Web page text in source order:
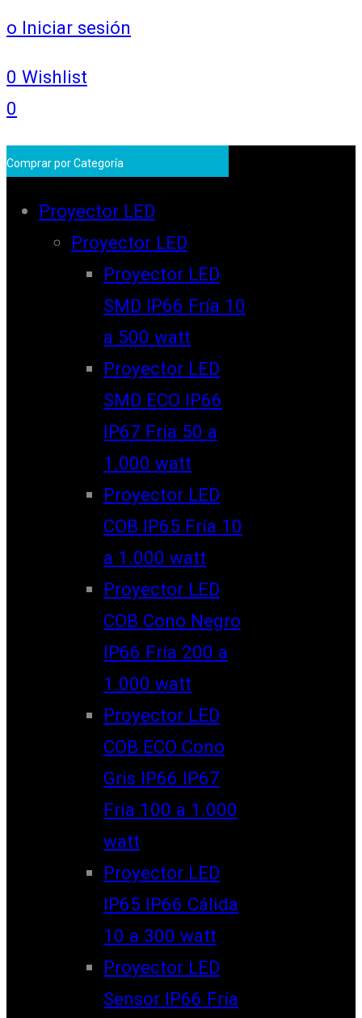
o Iniciar sesión
0 Wishlist
0
Comprar por Categoría
Proyector LED
Proyector LED
Proyector LED
SMD IP66 Fría 10
a 500 watt
Proyector LED
SMD ECO IP66
IP67 Fría 50 a
1.000 watt
Proyector LED
COB IP65 Fría 10
a 1.000 watt
Proyector LED
COB Cono Negro
IP66 Fría 200 a
1.000 watt
Proyector LED
COB ECO Cono
Gris IP66 IP67
Fría 100 a 1.000
watt
Proyector LED
IP65 IP66 Cálida
10 a 300 watt
Proyector LED
Sensor IP66 Fría